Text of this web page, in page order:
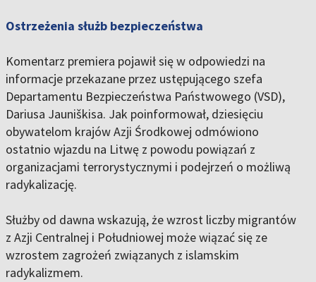
Ostrzeżenia służb bezpieczeństwa
Komentarz premiera pojawił się w odpowiedzi na
informacje przekazane przez ustępującego szefa
Departamentu Bezpieczeństwa Państwowego (VSD),
Dariusa Jauniškisa. Jak poinformował, dziesięciu
obywatelom krajów Azji Środkowej odmówiono
ostatnio wjazdu na Litwę z powodu powiązań z
organizacjami terrorystycznymi i podejrzeń o możliwą
radykalizację.
Służby od dawna wskazują, że wzrost liczby migrantów
z Azji Centralnej i Południowej może wiązać się ze
wzrostem zagrożeń związanych z islamskim
radykalizmem.